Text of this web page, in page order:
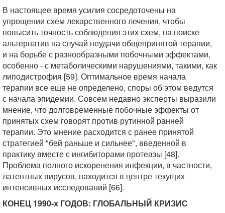
В настоящее время усилия сосредоточены на
упрощении схем лекарственного лечения, чтобы
повысить точность соблюдения этих схем, на поиске
альтернатив на случай неудачи общепринятой терапии,
и на борьбе с разнообразными побочными эффектами,
особенно - с метаболическими нарушениями, такими, как
липодистрофия [59]. Оптимальное время начала
терапии все еще не определено, споры об этом ведутся
с начала эпидемии. Совсем недавно эксперты выразили
мнение, что долговременные побочные эффекты от
принятых схем говорят против рутинной ранней
терапии. Это мнение расходится с ранее принятой
стратегией "бей раньше и сильнее", введенной в
практику вместе с ингибиторами протеазы [48].
Проблема полного искоренения инфекции, в частности,
латентных вирусов, находится в центре текущих
интенсивных исследований [66].
КОНЕЦ 1990-х ГОДОВ: ГЛОБАЛЬНЫЙ КРИЗИС